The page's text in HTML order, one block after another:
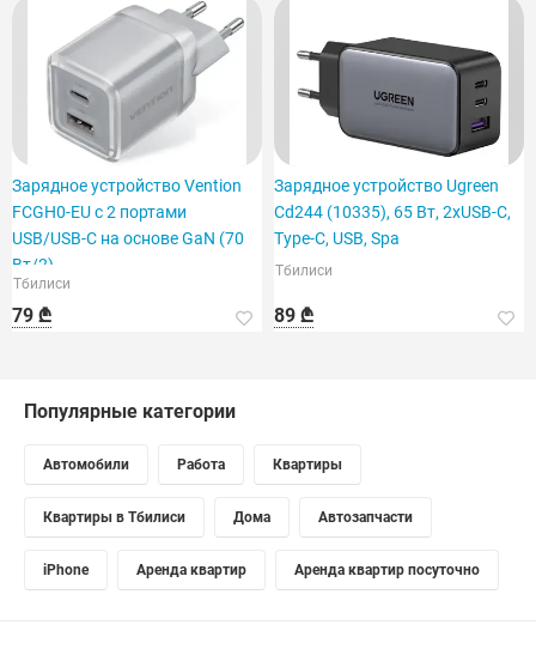
Зарядное устройство Vention
FCGH0-EU с 2 портами
USB/USB-C на основе GaN (70
Вт/2)
Тбилиси
79 ₾
Зарядное устройство Ugreen
Cd244 (10335), 65 Вт, 2xUSB-C,
Type-C, USB, Spa
Тбилиси
89 ₾
Популярные категории
Автомобили Работа Квартиры
Квартиры в Тбилиси Дома Автозапчасти
iPhone Аренда квартир Аренда квартир посуточно